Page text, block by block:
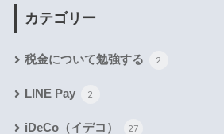
カテゴリー
税金について勉強する 2
LINE Pay 2
iDeCo（イデコ） 27